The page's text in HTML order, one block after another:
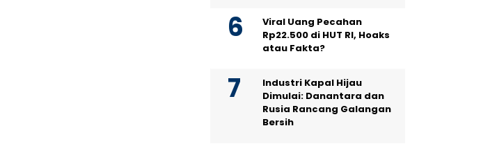
Viral Uang Pecahan
Rp22.500 di HUT RI, Hoaks
atau Fakta?
Industri Kapal Hijau
Dimulai: Danantara dan
Rusia Rancang Galangan
Bersih